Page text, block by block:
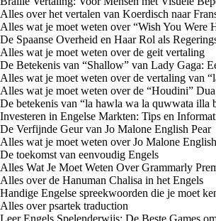
Alles over het vertalen van Koerdisch naar
Alles wat je moet weten over “Wish You Were
De Spaanse Overheid en Haar Rol als
Alles wat je moet weten over de geit vertaling
De Betekenis van “Shallow” van Lady Gaga:
Alles wat je moet weten over de vertaling van
Alles wat je moet weten over de “Houdini”
De betekenis van “la hawla wa la quwwata illa
Investeren in Engelse Markten: Tips en
De Verfijnde Geur van Jo Malone English Pear
Alles wat je moet weten over Jo Malone
De toekomst van eenvoudig Engels
Alles Wat Je Moet Weten Over Grammarly
Alles over de Hanuman Chalisa in het Engels
Handige Engelse spreekwoorden die je moet
Alles over psartek traduction
Leer Engels Spelenderwijs: De Beste Games